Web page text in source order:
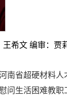
王希文 编审：贾
南省超硬材料人
问生活困难教职